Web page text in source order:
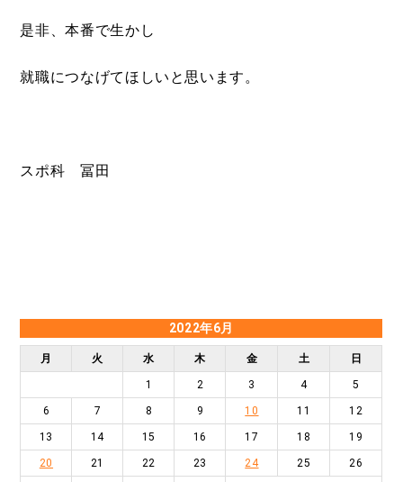
是非、本番で生かし
就職につなげてほしいと思います。
スポ科 冨田
2022年6月
月 火 水 木 金 土 日
1 2 3 4 5
6 7 8 9 10 11 12
13 14 15 16 17 18 19
20 21 22 23 24 25 26